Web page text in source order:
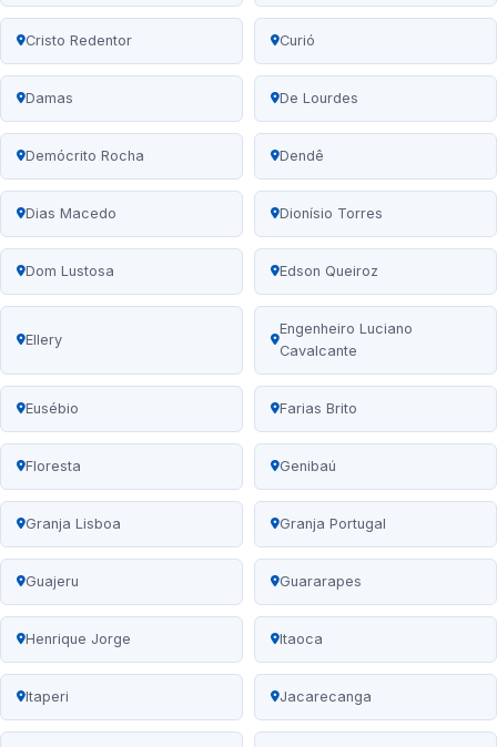
Cristo Redentor Curió
Damas De Lourdes
Demócrito Rocha Dendê
Dias Macedo Dionísio Torres
Dom Lustosa Edson Queiroz
Ellery
Engenheiro Luciano
Cavalcante
Eusébio Farias Brito
Floresta Genibaú
Granja Lisboa Granja Portugal
Guajeru Guararapes
Henrique Jorge Itaoca
Itaperi Jacarecanga